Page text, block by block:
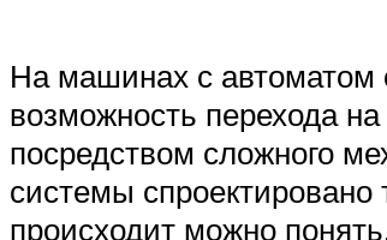
На машинах с автоматом
возможность перехода
посредством сложного
системы спроектировано
происходит можно